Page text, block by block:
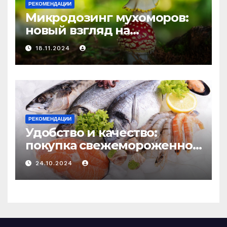
РЕКОМЕНДАЦИИ
Микродозинг мухоморов:
новый взгляд на
психоделику
18.11.2024
РЕКОМЕНДАЦИИ
Удобство и качество:
покупка свежемороженной
рыбы онлайн
24.10.2024